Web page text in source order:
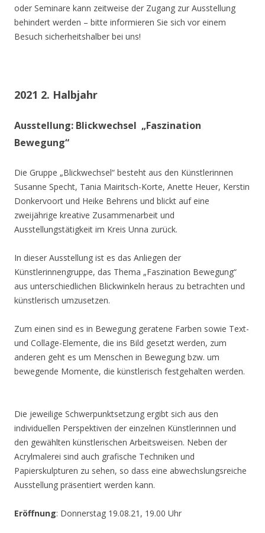
oder Seminare kann zeitweise der Zugang zur Ausstellung
behindert werden – bitte informieren Sie sich vor einem
Besuch sicherheitshalber bei uns!
2021 2. Halbjahr
Ausstellung: Blickwechsel „Faszination
Bewegung“
Die Gruppe „Blickwechsel“ besteht aus den Künstlerinnen
Susanne Specht, Tania Mairitsch-Korte, Anette Heuer, Kerstin
Donkervoort und Heike Behrens und blickt auf eine
zweijährige kreative Zusammenarbeit und
Ausstellungstätigkeit im Kreis Unna zurück.
In dieser Ausstellung ist es das Anliegen der
Künstlerinnengruppe, das Thema „Faszination Bewegung“
aus unterschiedlichen Blickwinkeln heraus zu betrachten und
künstlerisch umzusetzen.
Zum einen sind es in Bewegung geratene Farben sowie Text-
und Collage-Elemente, die ins Bild gesetzt werden, zum
anderen geht es um Menschen in Bewegung bzw. um
bewegende Momente, die künstlerisch festgehalten werden.
Die jeweilige Schwerpunktsetzung ergibt sich aus den
individuellen Perspektiven der einzelnen Künstlerinnen und
den gewählten künstlerischen Arbeitsweisen. Neben der
Acrylmalerei sind auch grafische Techniken und
Papierskulpturen zu sehen, so dass eine abwechslungsreiche
Ausstellung präsentiert werden kann.
Eröffnung: Donnerstag 19.08.21, 19.00 Uhr